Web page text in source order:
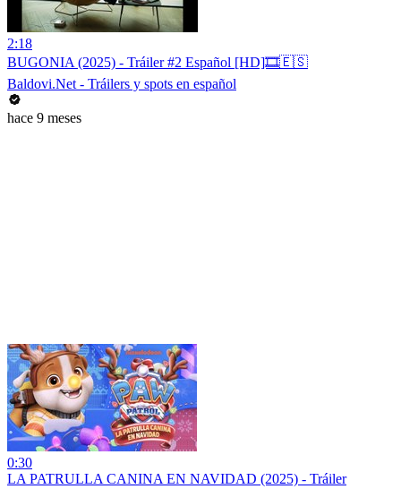
2:18
BUGONIA (2025) - Tráiler #2 Español [HD]🎞️🇪🇸
Baldovi.Net - Tráilers y spots en español
hace 9 meses
0:30
LA PATRULLA CANINA EN NAVIDAD (2025) - Tráiler